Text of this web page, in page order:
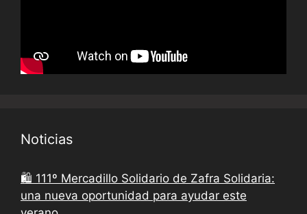
Noticias
🛍️ 111º Mercadillo Solidario de Zafra Solidaria:
una nueva oportunidad para ayudar este